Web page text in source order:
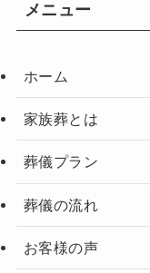
メニュー
ホーム
家族葬とは
葬儀プラン
葬儀の流れ
お客様の声